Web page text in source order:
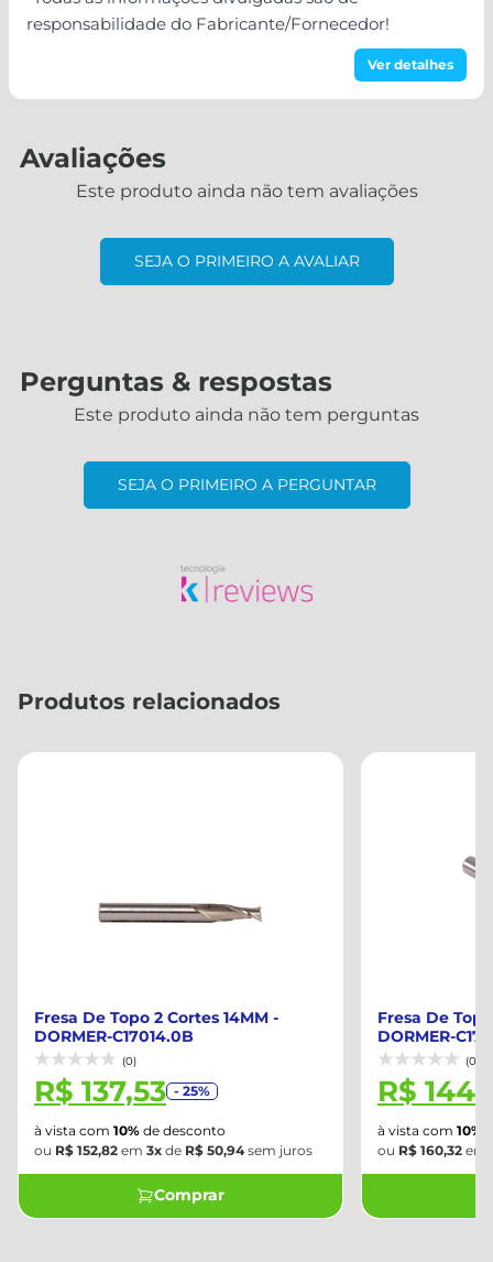
Ver detalhes
responsabilidade do Fabricante/Fornecedor!
Avaliações
Este produto ainda não tem avaliações
SEJA O PRIMEIRO A AVALIAR
Perguntas & respostas
Este produto ainda não tem perguntas
SEJA O PRIMEIRO A PERGUNTAR
Produtos relacionados
Fresa De Topo 2 Cortes 14MM -
DORMER-C17014.0B
(0)
R$ 137,53 - 25%
à vista com 10% de desconto
ou R$ 152,82 em 3x de R$ 50,94sem juros
Comprar
Fresa De
DORMER-
(0)
R$
à vista com 10%
ou R$ 160,32 em